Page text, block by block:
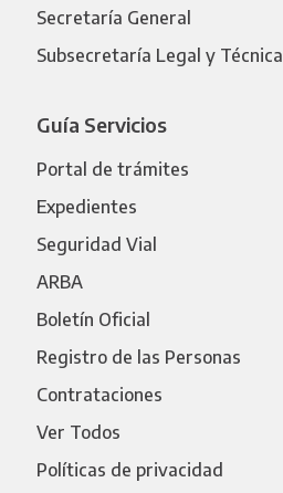
Secretaría General
Subsecretaría Legal y Técnica
Guía Servicios
Portal de trámites
Expedientes
Seguridad Vial
ARBA
Boletín Oficial
Registro de las Personas
Contrataciones
Ver Todos
Políticas de privacidad